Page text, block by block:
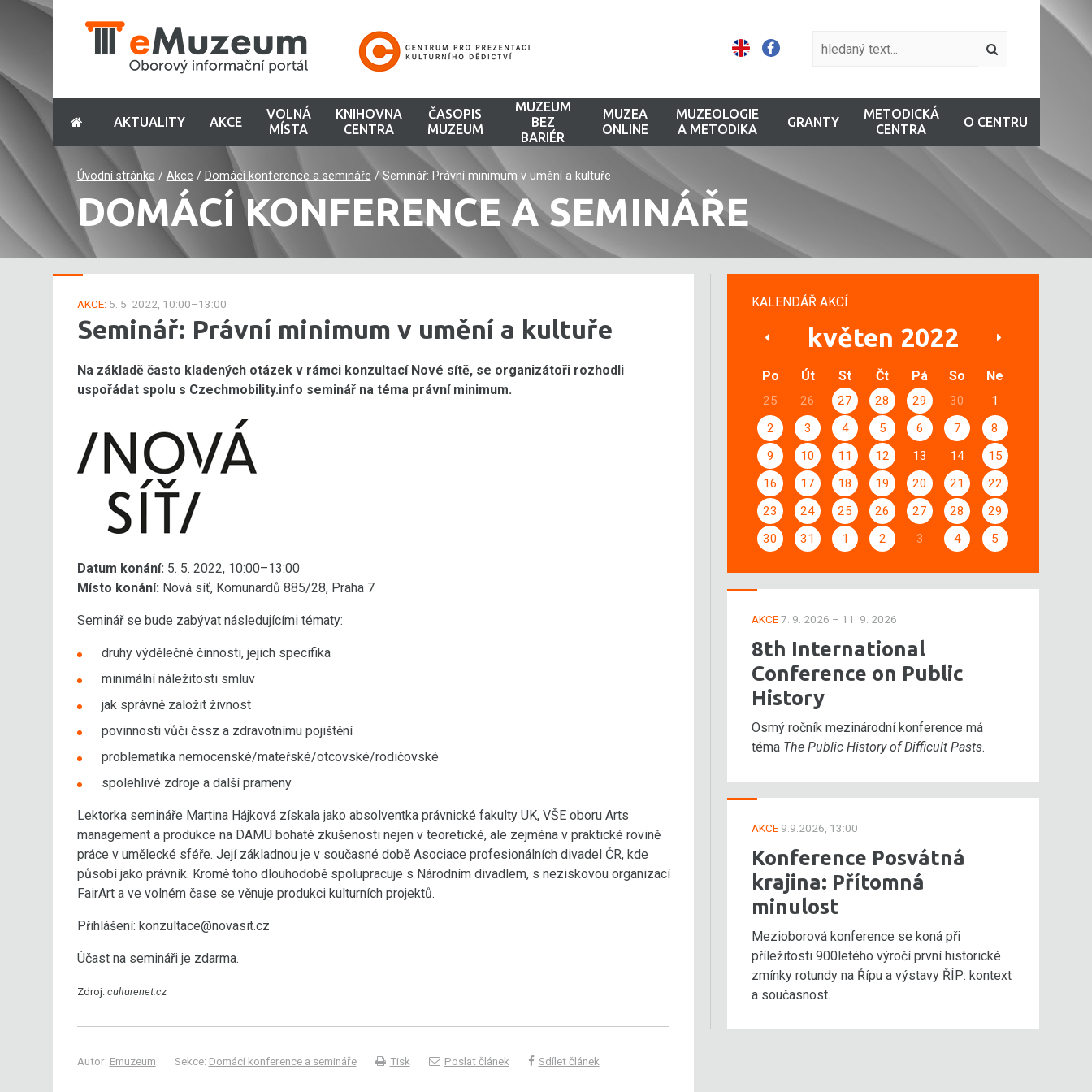
AKTUALITY AKCE
VOLNÁ
MÍSTA
KNIHOVNA
CENTRA
ČASOPIS
MUZEUM
MUZEUM
BEZ
BARIÉR
MUZEA
ONLINE
MUZEOLOGIE
A METODIKA
GRANTY
METODICKÁ
CENTRA
O CENTRU
Úvodní stránka/ Akce / Domácí konference a semináře /Seminář: Právní minimum v umění a kultuře
DOMÁCÍ KONFERENCE A SEMINÁŘE
AKCE: 5. 5. 2022, 10:00–13:00
Seminář: Právní minimum v umění a kultuře
Na základě často kladených otázek v rámci konzultací Nové sítě, se organizátoři rozhodli
uspořádat spolu s Czechmobility.info seminář na téma právní minimum.
Datum konání: 5. 5. 2022, 10:00–13:00
Místo konání: Nová síť, Komunardů 885/28, Praha 7
Seminář se bude zabývat následujícími tématy:
druhy výdělečné činnosti, jejich specifika
minimální náležitosti smluv
jak správně založit živnost
povinnosti vůči čssz a zdravotnímu pojištění
problematika nemocenské/mateřské/otcovské/rodičovské
spolehlivé zdroje a další prameny
Lektorka semináře Martina Hájková získala jako absolventka právnické fakulty UK, VŠE oboru Arts
management a produkce na DAMU bohaté zkušenosti nejen v teoretické, ale zejména v praktické rovině
práce v umělecké sféře. Její základnou je v současné době Asociace profesionálních divadel ČR, kde
působí jako právník. Kromě toho dlouhodobě spolupracuje s Národním divadlem, s neziskovou organizací
FairArt a ve volném čase se věnuje produkci kulturních projektů.
Přihlášení: konzultace@novasit.cz
Účast na semináři je zdarma.
Zdroj: culturenet.cz
Autor: Emuzeum Sekce: Domácí konference a semináře Tisk Poslat článek Sdílet článek
KALENDÁŘ AKCÍ
květen 2022
Po Út St Čt Pá So Ne
25 26 27 28 29 30
1
2
3 4 5 6 7
8
9
10 11 12 13 14
15
16
17 18 19 20 21
22
23
24 25 26 27 28
29
30
31 1 2 3 4 5
AKCE7. 9. 2026 – 11. 9. 2026
8th International
Conference on Public
History
Osmý ročník mezinárodní konference má
téma The Public History of Difficult Pasts.
AKCE 9.9.2026, 13:00
Konference Posvátná
krajina: Přítomná
minulost
Mezioborová konference se koná při
příležitosti 900letého výročí první historické
zmínky rotundy na Řípu a výstavy ŘÍP: kontext
a současnost.